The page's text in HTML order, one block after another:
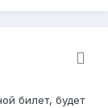
билет, будет